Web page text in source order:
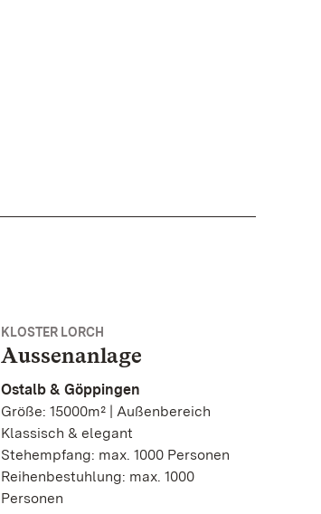
KLOSTER LORCH
Aussenanlage
Ostalb & Göppingen
Größe: 15000m² | Außenbereich
Klassisch & elegant
Stehempfang: max. 1000 Personen
Reihenbestuhlung: max. 1000
Personen